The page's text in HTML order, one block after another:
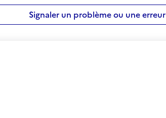
Signaler un problème ou une erreur